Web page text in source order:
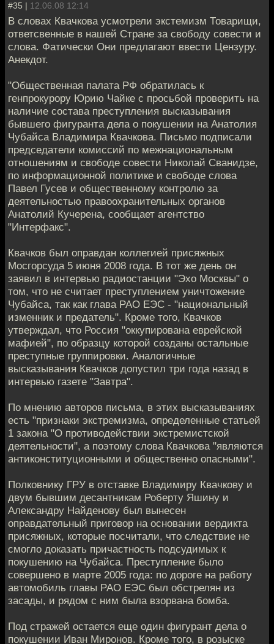
#35 | 12.06.08 12:14
В словах Квачкова усмотрели экстемизм Товарищи,
ответсвенные в нашей Стране за свободу совести и
слова. Фатически Они предлагают ввести Цензуру.
Анекдот.
"Общественная палата РФ обратилась к
генпрокурору Юрию Чайке с просьбой проверить на
наличие состава преступления высказывания
бывшего фигуранта дела о покушении на Анатолия
Чубайса Владимира Квачкова. Письмо подписали
председатели комиссий по межнациональным
отношениям и свободе совести Николай Сванидзе,
по информационной политике и свободе слова
Павел Гусев и общественному контролю за
деятельностью правоохранительных органов
Анатолий Кучерена, сообщает агентство
"Интерфакс".
Квачков был оправдан коллегией присяжных
Мосгорсуда 5 июня 2008 года. В тот же день он
заявил в интервью радиостанции "Эхо Москвы" о
том, что не считает преступлением уничтожение
Чубайса, так как глава РАО ЕЭС - "национальный
изменник и предатель". Кроме того, Квачков
утверждал, что Россия "оккупирована еврейской
мафией", по образцу которой созданы остальные
преступные группировки. Аналогичные
высказывания Квачков допустил три года назад в
интервью газете "Завтра".
По мнению авторов письма, в этих высказываниях
есть "признаки экстремизма, определенные статьей
1 закона "О противодействии экстремистской
деятельности", а поэтому слова Квачкова "являются
антиконституционными и общественно опасными".
Полковнику ГРУ в отставке Владимиру Квачкову и
двум бывшим десантникам Роберту Яшину и
Александру Найденову был вынесен
оправдательный приговор на основании вердикта
присяжных, которые посчитали, что следствие не
смогло доказать причастность подсудимых к
покушению на Чубайса. Преступление было
совершено в марте 2005 года: по дороге на работу
автомобиль главы РАО ЕЭС был обстрелян из
засады, и рядом с ним была взорвана бомба.
Под стражей остается еще один фигурант дела о
покушении Иван Миронов. Кроме того, в розыске